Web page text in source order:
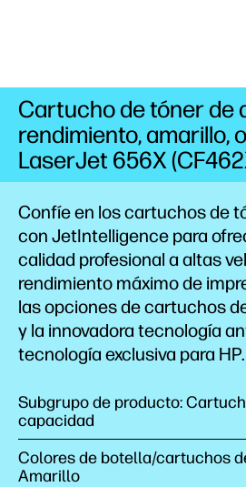
Confíe en los cartuchos de
con JetIntelligence para
calidad profesional a altas
rendimiento máximo de
las opciones de cartuchos
y la innovadora tecnología
tecnología exclusiva para HP.
Subgrupo de producto:
capacidad
Colores de botella/cartuchos
Amarillo
Cartucho de tóner de
rendimiento, amarillo,
LaserJet 656X